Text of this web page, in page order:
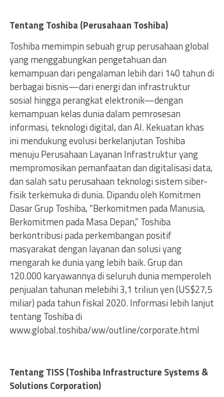
Tentang Toshiba (Perusahaan Toshiba)
Toshiba memimpin sebuah grup perusahaan global
yang menggabungkan pengetahuan dan
kemampuan dari pengalaman lebih dari 140 tahun di
berbagai bisnis—dari energi dan infrastruktur
sosial hingga perangkat elektronik—dengan
kemampuan kelas dunia dalam pemrosesan
informasi, teknologi digital, dan AI. Kekuatan khas
ini mendukung evolusi berkelanjutan Toshiba
menuju Perusahaan Layanan Infrastruktur yang
mempromosikan pemanfaatan dan digitalisasi data,
dan salah satu perusahaan teknologi sistem siber-
fisik terkemuka di dunia. Dipandu oleh Komitmen
Dasar Grup Toshiba, “Berkomitmen pada Manusia,
Berkomitmen pada Masa Depan,” Toshiba
berkontribusi pada perkembangan positif
masyarakat dengan layanan dan solusi yang
mengarah ke dunia yang lebih baik. Grup dan
120.000 karyawannya di seluruh dunia memperoleh
penjualan tahunan melebihi 3,1 triliun yen (US$27,5
miliar) pada tahun fiskal 2020. Informasi lebih lanjut
tentang Toshiba di
www.global.toshiba/ww/outline/corporate.html
Tentang TISS (Toshiba Infrastructure Systems &
Solutions Corporation)